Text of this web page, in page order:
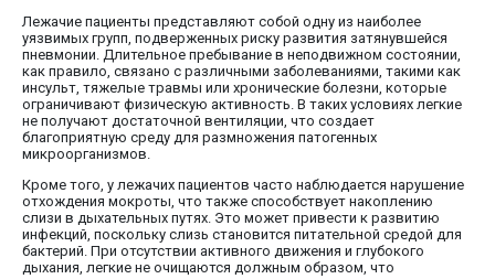
Лежачие пациенты представляют собой одну из наиболее
уязвимых групп, подверженных риску развития затянувшейся
пневмонии. Длительное пребывание в неподвижном состоянии,
как правило, связано с различными заболеваниями, такими как
инсульт, тяжелые травмы или хронические болезни, которые
ограничивают физическую активность. В таких условиях легкие
не получают достаточной вентиляции, что создает
благоприятную среду для размножения патогенных
микроорганизмов.
Кроме того, у лежачих пациентов часто наблюдается нарушение
отхождения мокроты, что также способствует накоплению
слизи в дыхательных путях. Это может привести к развитию
инфекций, поскольку слизь становится питательной средой для
бактерий. При отсутствии активного движения и глубокого
дыхания, легкие не очищаются должным образом, что